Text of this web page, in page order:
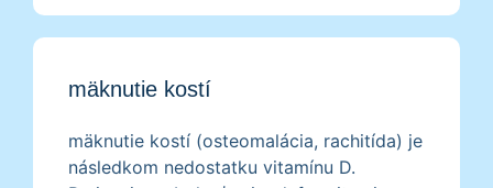
mäknutie kostí
mäknutie kostí (osteomalácia, rachitída) je
následkom nedostatku vitamínu D.